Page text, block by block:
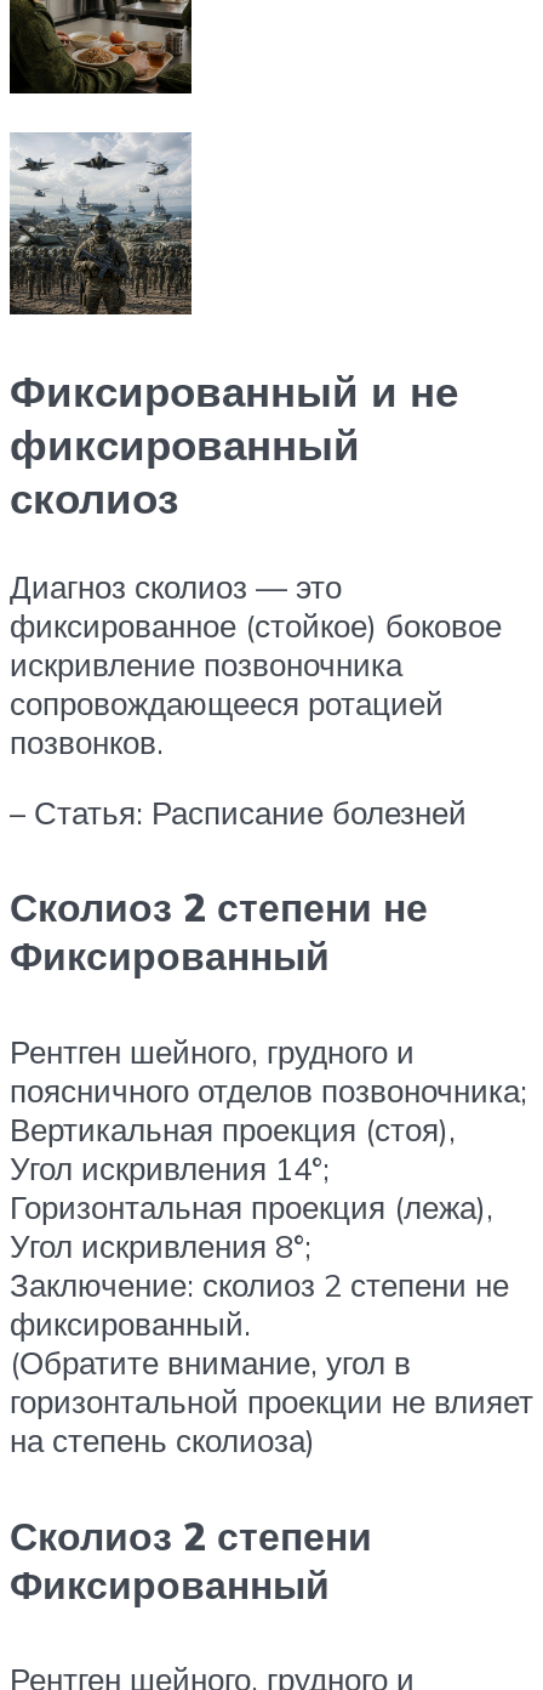
Фиксированный и не
фиксированный
сколиоз
Диагноз сколиоз — это
фиксированное (стойкое) боковое
искривление позвоночника
сопровождающееся ротацией
позвонков.
– Статья: Расписание болезней
Сколиоз 2 степени не
Фиксированный
Рентген шейного, грудного и
поясничного отделов позвоночника;
Вертикальная проекция (стоя),
Угол искривления 14°;
Горизонтальная проекция (лежа),
Угол искривления 8°;
Заключение: сколиоз 2 степени не
фиксированный.
(Обратите внимание, угол в
горизонтальной проекции не влияет
на степень сколиоза)
Сколиоз 2 степени
Фиксированный
Рентген шейного, грудного и